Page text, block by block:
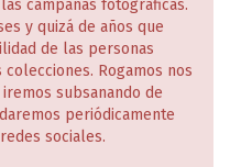
campañas fotográficas.
y quizá de años que
de las personas
Rogamos nos
subsanando de
periódicamente
sociales.